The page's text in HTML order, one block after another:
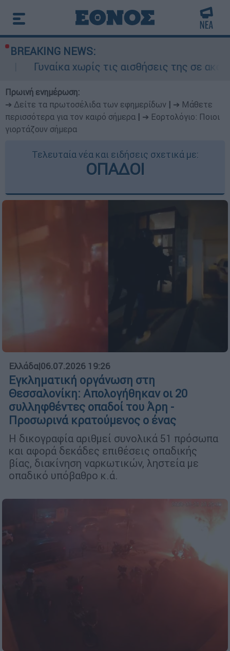
BREAKING NEWS:
χωρίς τις αισθήσεις της σε ακάλυπτο
Πρωινή ενημέρωση:
➔ Δείτε τα πρωτοσέλιδα των εφημερίδων
➔ Μάθετε
περισσότερα για τον καιρό σήμερα
➔ Εορτολόγιο: Ποιοι
γιορτάζουν σήμερα
Τελευταία νέα και ειδήσεις σχετικά με:
ΟΠΑΔΟΙ
Ελλάδα|06.07.2026 19:26
Εγκληματική οργάνωση στη
Θεσσαλονίκη: Απολογήθηκαν οι 20
συλληφθέντες οπαδοί του Άρη -
Προσωρινά κρατούμενος ο ένας
Η δικογραφία αριθμεί συνολικά 51 πρόσωπα
και αφορά δεκάδες επιθέσεις οπαδικής
βίας, διακίνηση ναρκωτικών, ληστεία με
οπαδικό υπόβαθρο κ.ά.